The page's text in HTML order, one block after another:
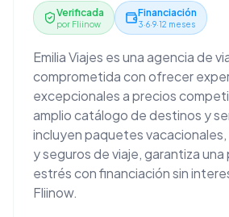
Verificada
por Fliinow
Financiación
3·6·9·12 meses
Emilia Viajes es una agencia de
comprometida con ofrecer
excepcionales a precios
amplio catálogo de destinos y
incluyen paquetes
y seguros de viaje, garantiza una
estrés con financiación sin
Fliinow.